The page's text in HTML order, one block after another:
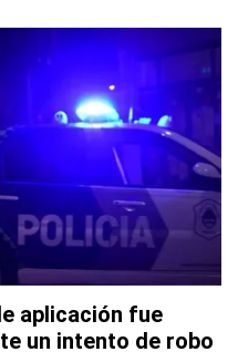
aplicación fue
un intento de robo